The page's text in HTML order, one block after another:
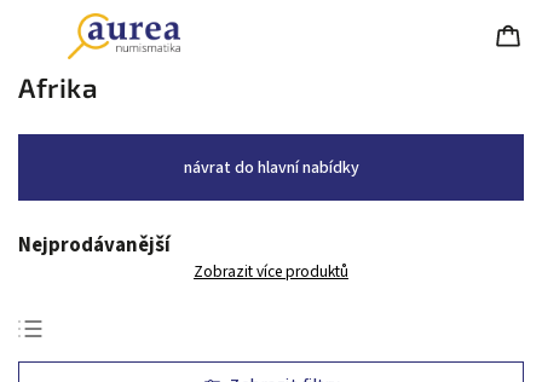
Afrika
návrat do hlavní nabídky
Nejprodávanější
Zobrazit více produktů
Nejlevnější